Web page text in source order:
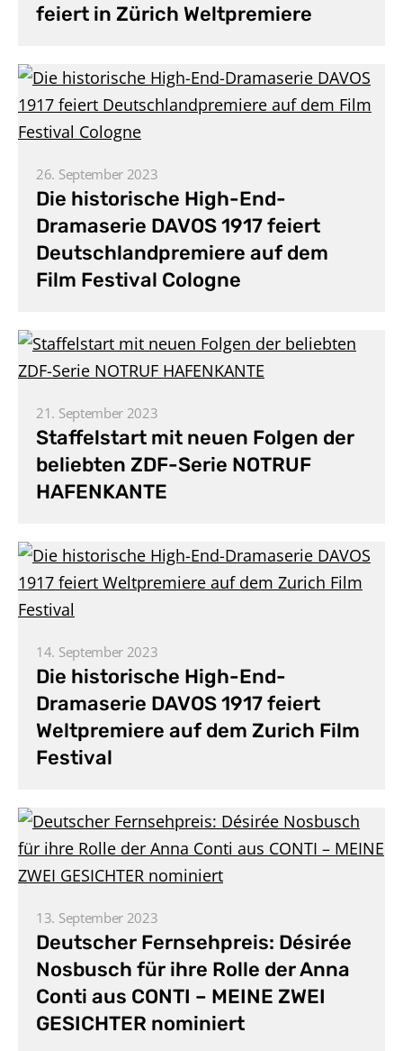
feiert in Zürich Weltpremiere
26. September 2023
Die historische High-End-
Dramaserie DAVOS 1917 feiert
Deutschlandpremiere auf dem
Film Festival Cologne
21. September 2023
Staffelstart mit neuen Folgen der
beliebten ZDF-Serie NOTRUF
HAFENKANTE
14. September 2023
Die historische High-End-
Dramaserie DAVOS 1917 feiert
Weltpremiere auf dem Zurich Film
Festival
13. September 2023
Deutscher Fernsehpreis: Désirée
Nosbusch für ihre Rolle der Anna
Conti aus CONTI – MEINE ZWEI
GESICHTER nominiert